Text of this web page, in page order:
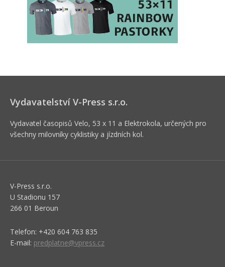
Vydavatelství V-Press s.r.o.
Vydavatel časopisů Velo, 53 x 11 a Elektrokola, určených pro
všechny milovníky cyklistiky a jízdních kol.
V-Press s.r.o.
U Stadionu 157
266 01 Beroun
Telefon: +420 604 763 835
E-mail: predplatne@vpress.cz